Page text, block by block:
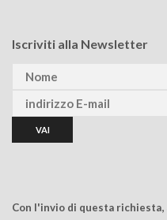
Iscriviti alla Newsletter
Con l'invio di questa